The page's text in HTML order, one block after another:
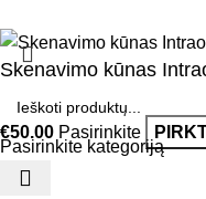
Pasirinkite kategoriją
Skenavimo kūnas
€50.00 Pasirinkite